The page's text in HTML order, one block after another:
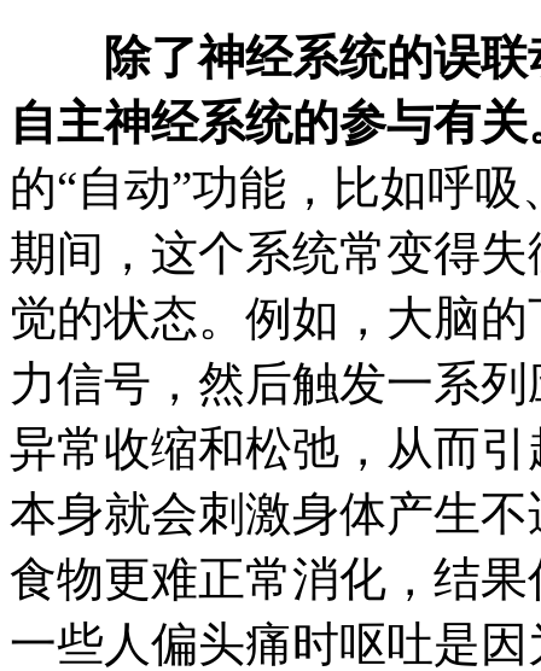
除了神经系统的误
自主神经系统的参与有关
的“自动”功能，比如呼
期间，这个系统常变得
觉的状态。例如，大脑
力信号，然后触发一系
异常收缩和松弛，从而
本身就会刺激身体产生
食物更难正常消化，结
一些人偏头痛时呕吐是